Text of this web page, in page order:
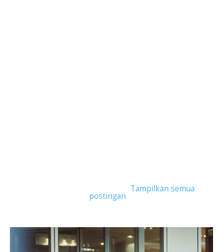
Tampilkan semua
postingan